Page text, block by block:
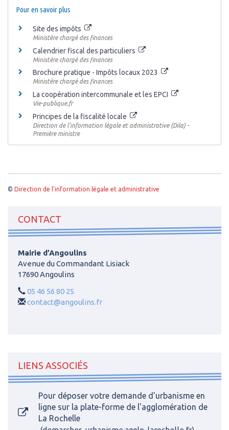
Pour en savoir plus
Site des impôts
Ministère chargé des finances
Calendrier fiscal des particuliers
Ministère chargé des finances
Brochure pratique - Impôts locaux 2023
Ministère chargé des finances
La coopération intercommunale et les EPCI
Vie-publique.fr
Principes de la fiscalité locale
Direction de l'information légale et administrative (Dila) -
Première ministre
© Direction de l'information légale et administrative
CONTACT
Mairie d’Angoulins
Avenue du Commandant Lisiack
17690 Angoulins
05 46 56 80 25
contact@angoulins.fr
LIENS ASSOCIÉS
Pour déposer votre demande d'urbanisme en
ligne sur la plate-forme de l'agglomération de
La Rochelle